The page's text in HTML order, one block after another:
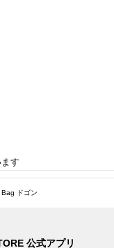
す
ドゴン
公式アプリ